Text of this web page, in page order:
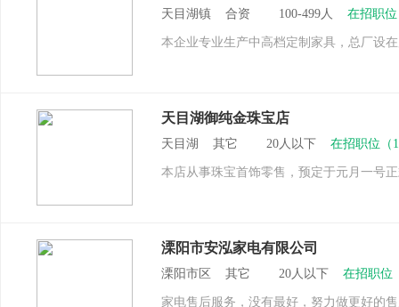
天目湖镇 合资 100-499人 在招职
本企业专业生产中高档定制家具，总厂设
天目湖御纯金珠宝店
天目湖 其它 20人以下 在招职位（
本店从事珠宝首饰零售，预定于元月一号
溧阳市安泓家电有限公司
溧阳市区 其它 20人以下 在招职位
家电售后服务，没有最好，努力做更好的